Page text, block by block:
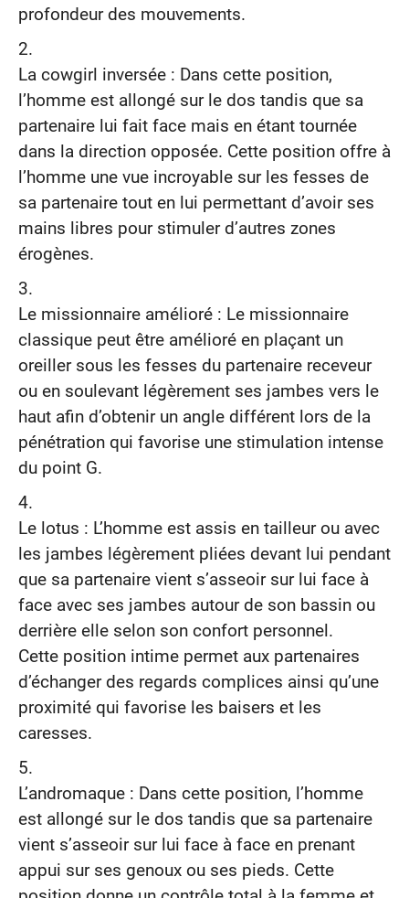
profondeur des mouvements.
La cowgirl inversée : Dans cette position,
l’homme est allongé sur le dos tandis que sa
partenaire lui fait face mais en étant tournée
dans la direction opposée. Cette position offre à
l’homme une vue incroyable sur les fesses de
sa partenaire tout en lui permettant d’avoir ses
mains libres pour stimuler d’autres zones
érogènes.
Le missionnaire amélioré : Le missionnaire
classique peut être amélioré en plaçant un
oreiller sous les fesses du partenaire receveur
ou en soulevant légèrement ses jambes vers le
haut afin d’obtenir un angle différent lors de la
pénétration qui favorise une stimulation intense
du point G.
Le lotus : L’homme est assis en tailleur ou avec
les jambes légèrement pliées devant lui pendant
que sa partenaire vient s’asseoir sur lui face à
face avec ses jambes autour de son bassin ou
derrière elle selon son confort personnel.
Cette position intime permet aux partenaires
d’échanger des regards complices ainsi qu’une
proximité qui favorise les baisers et les
caresses.
L’andromaque : Dans cette position, l’homme
est allongé sur le dos tandis que sa partenaire
vient s’asseoir sur lui face à face en prenant
appui sur ses genoux ou ses pieds. Cette